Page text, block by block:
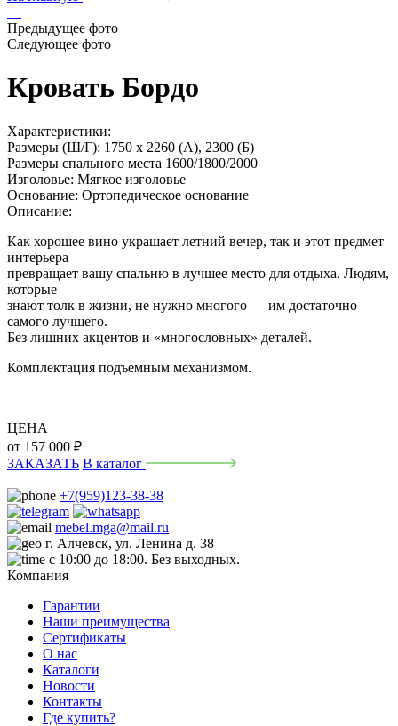
Предыдущее фото
Следующее фото
Кровать Бордо
Характеристики:
Размеры (Ш/Г): 1750 x 2260 (А), 2300 (Б)
Размеры спального места 1600/1800/2000
Изголовье: Мягкое изголовье
Основание: Ортопедическое основание
Описание:
Как хорошее вино украшает летний вечер, так и этот предмет
интерьера
превращает вашу спальню в лучшее место для отдыха. Людям,
которые
знают толк в жизни, не нужно многого — им достаточно
самого лучшего.
Без лишних акцентов и «многословных» деталей.
Комплектация подъемным механизмом.
ЦЕНА
от 157 000 ₽
ЗАКАЗАТЬ В каталог
+7(959)123-38-38
mebel.mga@mail.ru
г. Алчевск, ул. Ленина д. 38
с 10:00 до 18:00. Без выходных.
Компания
Гарантии
Наши преимущества
Сертификаты
О нас
Каталоги
Новости
Контакты
Где купить?